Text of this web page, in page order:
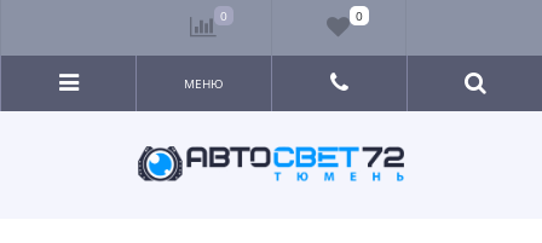
МЕНЮ
0 0